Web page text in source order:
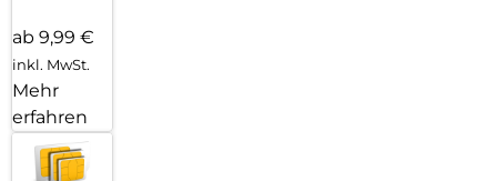
ab 9,99 €
inkl. MwSt.
Mehr
erfahren